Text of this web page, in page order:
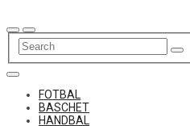
to
content
FOTBAL
BASCHET
HANDBAL